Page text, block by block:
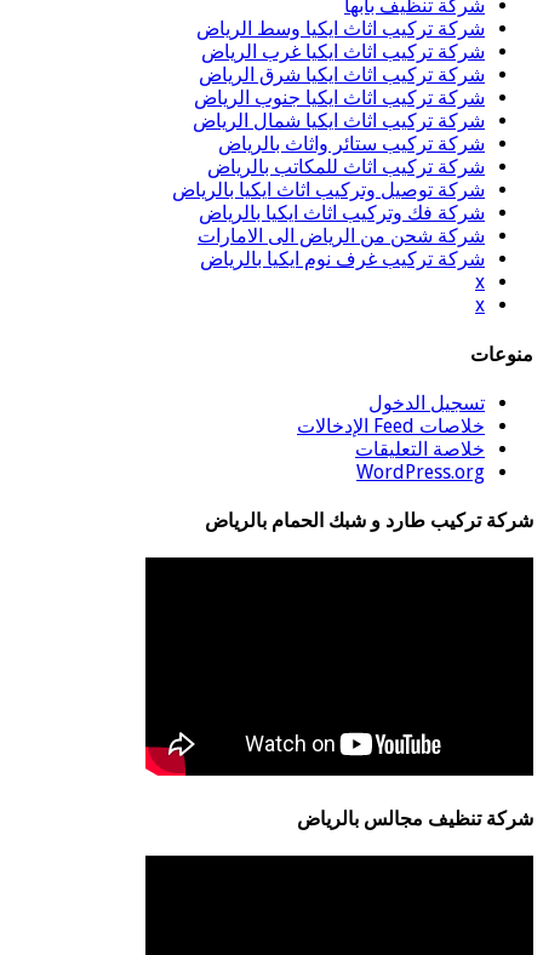
شركة تنظيف بابها
شركة تركيب اثاث ايكيا وسط الرياض
شركة تركيب اثاث ايكيا غرب الرياض
شركة تركيب اثاث ايكيا شرق الرياض
شركة تركيب اثاث ايكيا جنوب الرياض
شركة تركيب اثاث ايكيا شمال الرياض
شركة تركيب ستائر واثاث بالرياض
شركة تركيب اثاث للمكاتب بالرياض
شركة توصيل وتركيب اثاث ايكيا بالرياض
شركة فك وتركيب اثاث ايكيا بالرياض
شركة شحن من الرياض الى الامارات
شركة تركيب غرف نوم ايكيا بالرياض
x
x
منوعات
تسجيل الدخول
خلاصات Feed الإدخالات
خلاصة التعليقات
WordPress.org
شركة تركيب طارد و شبك الحمام بالرياض
شركة تنظيف مجالس بالرياض